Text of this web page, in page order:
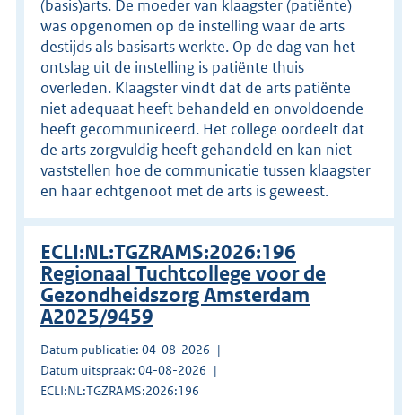
(basis)arts. De moeder van klaagster (patiënte)
was opgenomen op de instelling waar de arts
destijds als basisarts werkte. Op de dag van het
ontslag uit de instelling is patiënte thuis
overleden. Klaagster vindt dat de arts patiënte
niet adequaat heeft behandeld en onvoldoende
heeft gecommuniceerd. Het college oordeelt dat
de arts zorgvuldig heeft gehandeld en kan niet
vaststellen hoe de communicatie tussen klaagster
en haar echtgenoot met de arts is geweest.
ECLI:NL:TGZRAMS:2026:196
Regionaal Tuchtcollege voor de
Gezondheidszorg Amsterdam
A2025/9459
Datum publicatie: 04-08-2026
Datum uitspraak: 04-08-2026
ECLI:NL:TGZRAMS:2026:196